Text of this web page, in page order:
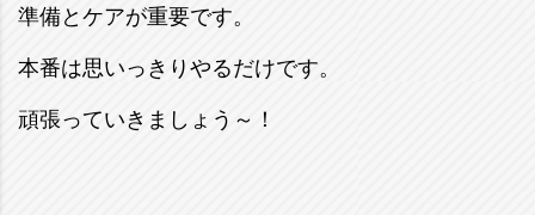
準備とケアが重要です。
本番は思いっきりやるだけです。
頑張っていきましょう～！